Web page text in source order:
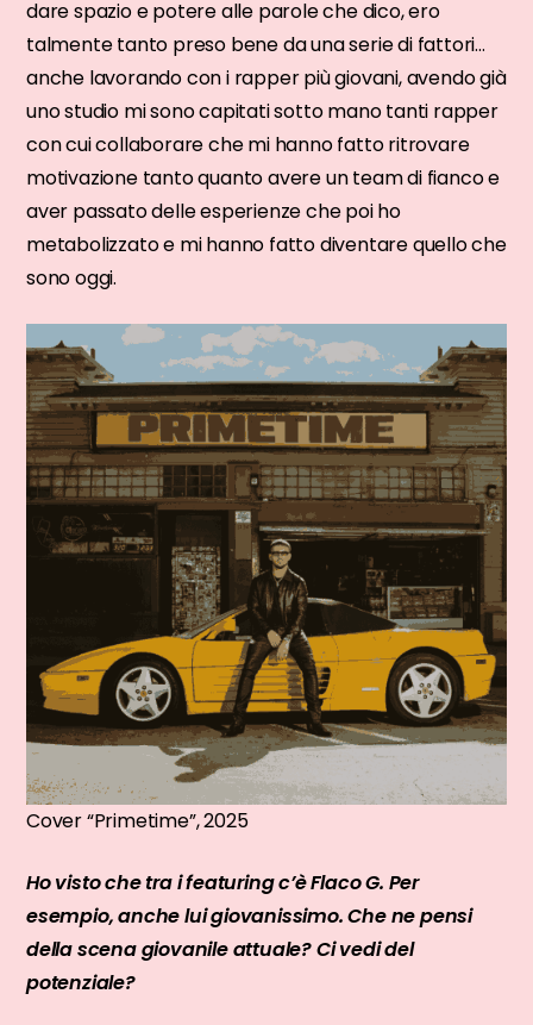
dare spazio e potere alle parole che dico, ero
talmente tanto preso bene da una serie di fattori…
anche lavorando con i rapper più giovani, avendo già
uno studio mi sono capitati sotto mano tanti rapper
con cui collaborare che mi hanno fatto ritrovare
motivazione tanto quanto avere un team di fianco e
aver passato delle esperienze che poi ho
metabolizzato e mi hanno fatto diventare quello che
sono oggi.
Cover “Primetime”, 2025
Ho visto che tra i featuring c’è Flaco G. Per
esempio, anche lui giovanissimo. Che ne pensi
della scena giovanile attuale? Ci vedi del
potenziale?